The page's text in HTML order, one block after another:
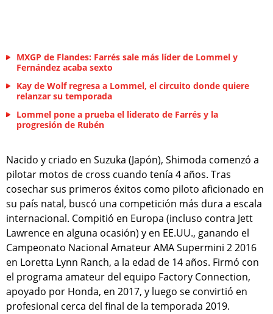
MXGP de Flandes: Farrés sale más líder de Lommel y
Fernández acaba sexto
Kay de Wolf regresa a Lommel, el circuito donde quiere
relanzar su temporada
Lommel pone a prueba el liderato de Farrés y la
progresión de Rubén
Nacido y criado en Suzuka (Japón), Shimoda comenzó a
pilotar motos de cross cuando tenía 4 años. Tras
cosechar sus primeros éxitos como piloto aficionado en
su país natal, buscó una competición más dura a escala
internacional. Compitió en Europa (incluso contra Jett
Lawrence en alguna ocasión) y en EE.UU., ganando el
Campeonato Nacional Amateur AMA Supermini 2 2016
en Loretta Lynn Ranch, a la edad de 14 años. Firmó con
el programa amateur del equipo Factory Connection,
apoyado por Honda, en 2017, y luego se convirtió en
profesional cerca del final de la temporada 2019.